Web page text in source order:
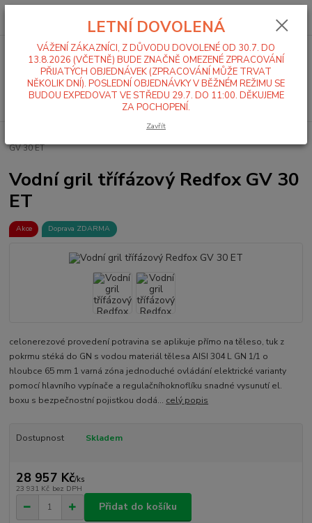
Menu
Hledat
0,00 Kč
GV 30 ET
Vodní gril třífázový Redfox GV 30
ET
Akce Doprava ZDARMA
celonerezové provedení potravina se aplikuje přímo na těleso, tuk z
pokrmu stéká do GN s vodou materiál tělesa AISI 304 L GN 1/1 o
hloubce 65 mm 1 varná zóna jednoduché ovládání elektrické varianty
pomocí hlavního vypínače a regulačníhoknoflíku snadné vysunutí el.
boxu s bezpečnostní pojistkou dodá... celý popis
Dostupnost Skladem
28 957 Kč/ks
23 931 Kč bez DPH
Přidat do košíku
LETNÍ DOVOLENÁ
VÁŽENÍ ZÁKAZNÍCI, Z DŮVODU DOVOLENÉ OD 30.7. DO
13.8.2026 (VČETNĚ) BUDE ZNAČNĚ OMEZENÉ ZPRACOVÁNÍ
PŘIJATÝCH OBJEDNÁVEK (ZPRACOVÁNÍ MŮŽE TRVAT
NĚKOLIK DNÍ). POSLEDNÍ OBJEDNÁVKY V BĚŽNÉM REŽIMU SE
BUDOU EXPEDOVAT VE STŘEDU 29.7. DO 11:00. DĚKUJEME
ZA POCHOPENÍ.
Zavřít